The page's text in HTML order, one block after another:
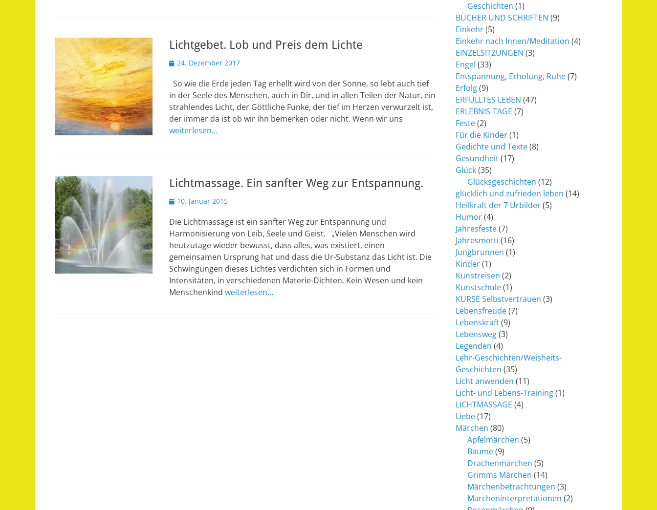
Lichtgebet. Lob und Preis dem Lichte
Veröffentlicht
24. Dezember 2017
So wie die Erde jeden Tag erhellt wird von der Sonne, so lebt auch tief
in der Seele des Menschen, auch in Dir, und in allen Teilen der Natur, ein
strahlendes Licht, der Göttliche Funke, der tief im Herzen verwurzelt ist,
der immer da ist ob wir ihn bemerken oder nicht. Wenn wir uns
weiterlesen…
Lichtmassage. Ein sanfter Weg zur Entspannung.
Veröffentlicht
10. Januar 2015
Die Lichtmassage ist ein sanfter Weg zur Entspannung und
Harmonisierung von Leib, Seele und Geist. „Vielen Menschen wird
heutzutage wieder bewusst, dass alles, was existiert, einen
gemeinsamen Ursprung hat und dass die Ur-Substanz das Licht ist. Die
Schwingungen dieses Lichtes verdichten sich in Formen und
Intensitäten, in verschiedenen Materie-Dichten. Kein Wesen und kein
Menschenkind weiterlesen…
Geschichten (1)
BÜCHER UND SCHRIFTEN (9)
Einkehr(5)
Einkehr nach Innen/Meditation (4)
EINZELSITZUNGEN (3)
Engel (33)
Entspannung, Erholung, Ruhe(7)
Erfolg(9)
ERFÜLLTES LEBEN (47)
ERLEBNIS-TAGE (7)
Feste(2)
Für die Kinder(1)
Gedichte und Texte(8)
Gesundheit(17)
Glück(35)
Glücksgeschichten (12)
glücklich und zufrieden leben (14)
Heilkraft der 7 Urbilder(5)
Humor(4)
Jahresfeste(7)
Jahresmotti (16)
Jungbrunnen (1)
Kinder(1)
Kunstreisen (2)
Kunstschule(1)
KURSE Selbstvertrauen (3)
Lebensfreude(7)
Lebenskraft(9)
Lebensweg(3)
Legenden (4)
Lehr-Geschichten/Weisheits-
Geschichten (35)
Licht anwenden (11)
Licht- und Lebens-Training(1)
LICHTMASSAGE (4)
Liebe(17)
Märchen (80)
Apfelmärchen (5)
Bäume(9)
Drachenmärchen (5)
Grimms Märchen (14)
Märchenbetrachtungen (3)
Märcheninterpretationen (2)